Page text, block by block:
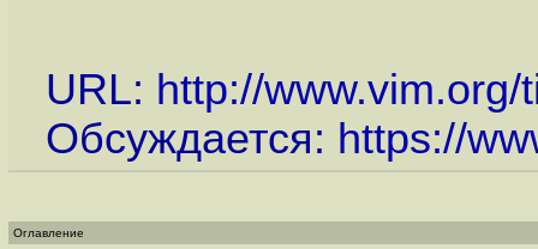
URL: http://
Обсуждается: https://
Оглавление